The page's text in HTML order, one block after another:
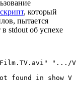
скрипт, который
пытается
stdout об успехе
".../